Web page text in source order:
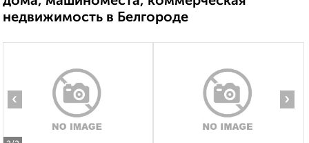
недвижимость в Белгороде
‹ ›